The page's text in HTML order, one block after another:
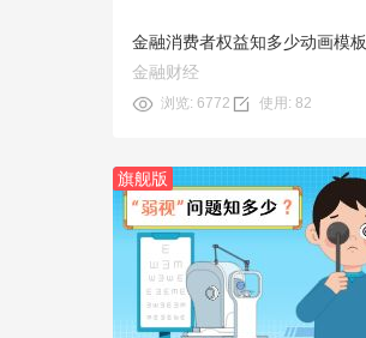
金融消费者权益知多少动画模板
金融财经
浏览: 6772 使用: 82
旗舰版